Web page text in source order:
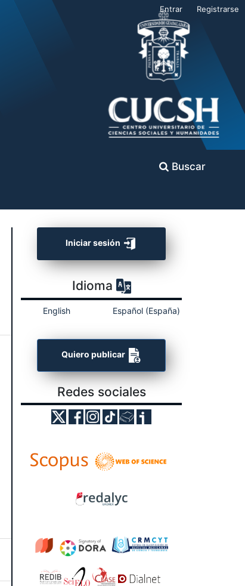
Buscar
Entrar Registrarse
Iniciar sesión
Idioma
English Español (España)
Quiero publicar
Redes sociales